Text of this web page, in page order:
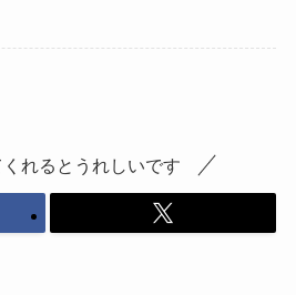
れるとうれしいです